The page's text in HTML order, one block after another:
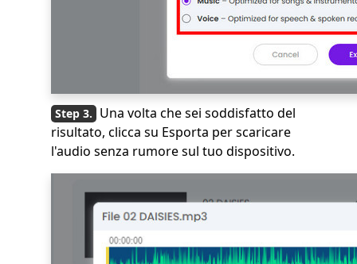
Una volta che sei soddisfatto del
risultato, clicca su Esporta per scaricare
l'audio senza rumore sul tuo dispositivo.